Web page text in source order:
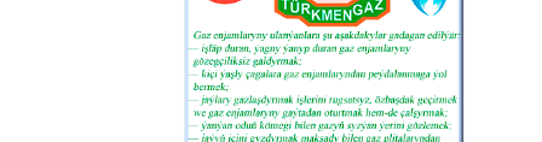
zähmet sowgatly garşylamagy maksat
edinýän Türkmenbaşydaky nebiti
gaýtadan işleýän zawodlar
toplumynyň zähmet pälwanlary «gara